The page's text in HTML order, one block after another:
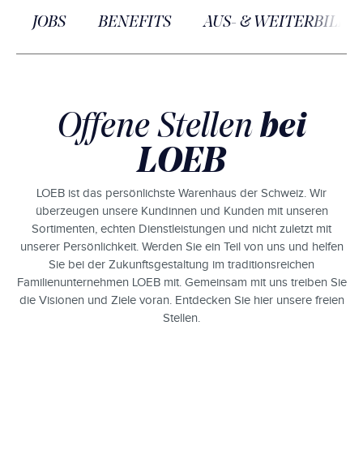
JOBS BENEFITS AUS- &
Offene Stellenbei
LOEB
LOEB ist das persönlichste Warenhaus der Schweiz. Wir
überzeugen unsere Kundinnen und Kunden mit unseren
Sortimenten, echten Dienstleistungen und nicht zuletzt mit
unserer Persönlichkeit. Werden Sie ein Teil von uns und helfen
Sie bei der Zukunftsgestaltung im traditionsreichen
Familienunternehmen LOEB mit. Gemeinsam mit uns treiben Sie
die Visionen und Ziele voran. Entdecken Sie hier unsere freien
Stellen.